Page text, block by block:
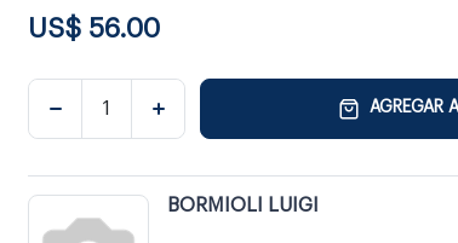
US$ 56.00
AGREGAR
BORMIOLI LUIGI